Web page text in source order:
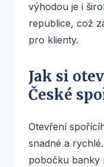
výhodou je i
republice, což
pro klienty.
Jak si
České
Otevření
snadné a
pobočku banky